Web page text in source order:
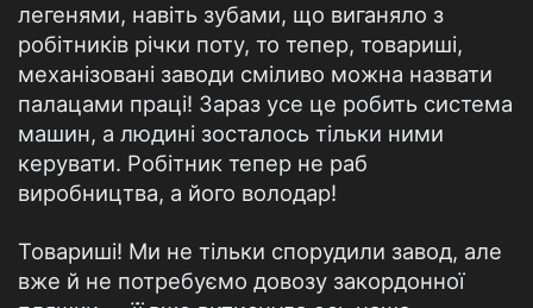
легенями, навіть зубами, що виганяло з
робітників річки поту, то тепер, товариші,
механізовані заводи сміливо можна назвати
палацами праці! Зараз усе це робить система
машин, а людині зосталось тільки ними
керувати. Робітник тепер не раб
виробництва, а його володар!
Товариші! Ми не тільки спорудили завод, але
вже й не потребуємо довозу закордонної